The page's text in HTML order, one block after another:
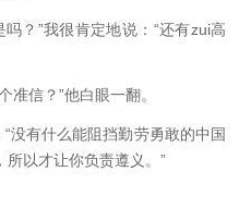
吗？”我很肯定地说：“还有zui高
准信？”他白眼一翻。
没有什么能阻挡勤劳勇敢的中国
所以才让你负责遵义。”